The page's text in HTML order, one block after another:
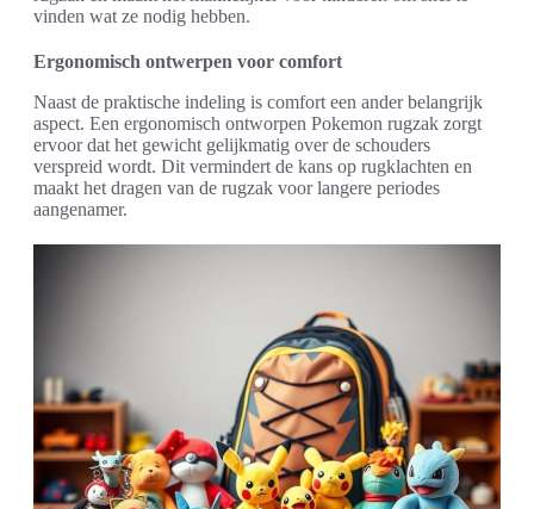
vinden wat ze nodig hebben.
Ergonomisch ontwerpen voor comfort
Naast de praktische indeling is comfort een ander belangrijk
aspect. Een ergonomisch ontworpen Pokemon rugzak zorgt
ervoor dat het gewicht gelijkmatig over de schouders
verspreid wordt. Dit vermindert de kans op rugklachten en
maakt het dragen van de rugzak voor langere periodes
aangenamer.